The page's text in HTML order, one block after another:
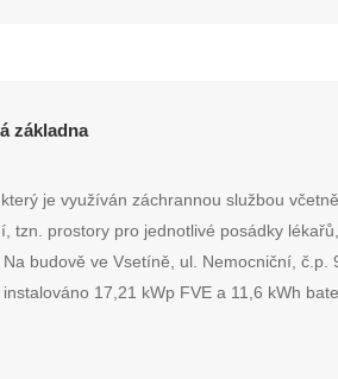
základna
je využíván záchrannou službou
tzn. prostory pro jednotlivé posádky lékařů,
budově ve Vsetíně, ul. Nemocniční, č.p.
17,21 kWp FVE a 11,6 kWh